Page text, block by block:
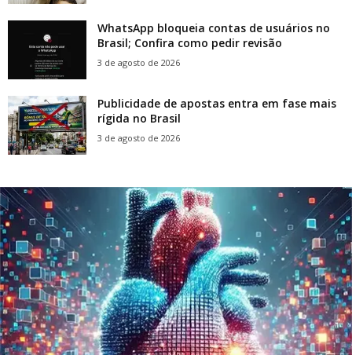
WhatsApp bloqueia contas de usuários no
Brasil; Confira como pedir revisão
3 de agosto de 2026
Publicidade de apostas entra em fase mais
rígida no Brasil
3 de agosto de 2026